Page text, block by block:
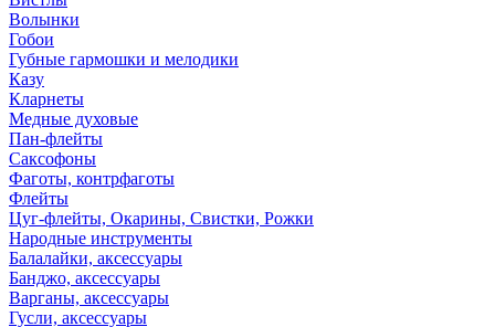
Волынки
Гобои
Губные гармошки и мелодики
Казу
Кларнеты
Медные духовые
Пан-флейты
Саксофоны
Фаготы, контрфаготы
Флейты
Цуг-флейты, Окарины, Свистки, Рожки
Народные инструменты
Балалайки, аксессуары
Банджо, аксессуары
Варганы, аксессуары
Гусли, аксессуары